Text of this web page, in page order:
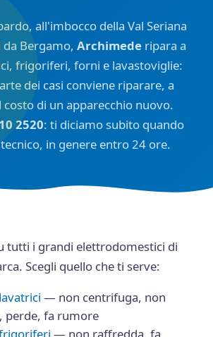
all'imbocco della Val Seriana
da Bergamo,Archimede ripara a
frigoriferi, forni e lavastoviglie:
dei casi conviene riparare, a
costo di un apparecchio nuovo.
2520: ti diciamo subito quando
in genere entro 24 ore.
tutti i grandi elettrodomestici di
Scegli quello che ti serve:
— non centrifuga, non
perde, fa rumore